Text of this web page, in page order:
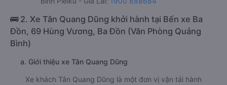
Xem địa chỉ văn phòng nhà xe Tây Nguyên (Gia Lai):
https://vexere.com/vi-VN/xe-tay-nguyen-gia-lai
Số điện thoại đặt mua vé xe Quảng Trạch - Quảng
Bình Pleiku - Gia Lai: 1900 888684
Đồn, 69 Hùng Vương, Ba Đồn (Văn Phòng Quảng
Bình)